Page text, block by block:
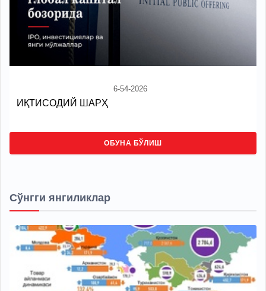
6-54-2026
ИҚТИСОДИЙ ШАРҲ
ОБУНА БЎЛИШ
Сўнгги янгиликлар